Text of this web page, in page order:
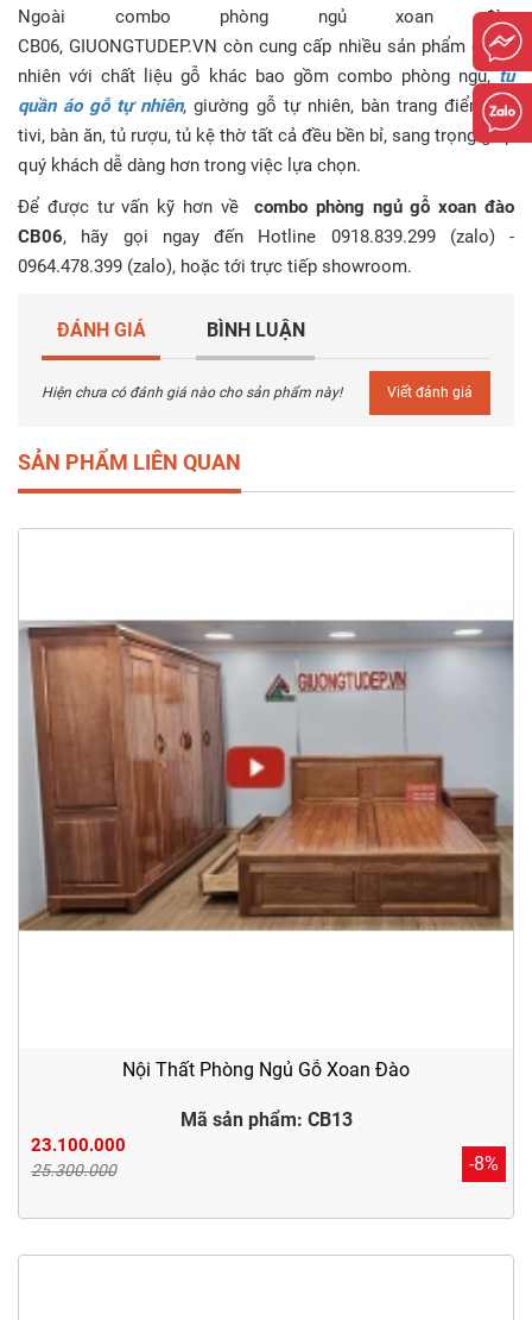
Ngoài combo phòng ngủ xoan đào
CB06, GIUONGTUDEP.VN còn cung cấp nhiều sản phẩm gỗ tự
nhiên với chất liệu gỗ khác bao gồm combo phòng ngủ,tủ
quần áo gỗ tự nhiên, giường gỗ tự nhiên, bàn trang điểm, kệ
tivi, bàn ăn, tủ rượu, tủ kệ thờ tất cả đều bền bỉ, sang trọng giúp
quý khách dễ dàng hơn trong việc lựa chọn.
Để được tư vấn kỹ hơn vềcombo phòng ngủ gỗ xoan đào
CB06, hãy gọi ngay đến Hotline 0918.839.299 (zalo) -
0964.478.399 (zalo), hoặc tới trực tiếp showroom.
ĐÁNH GIÁ BÌNH LUẬN
Hiện chưa có đánh giá nào cho sản phẩm này! Viết đánh giá
SẢN PHẨM LIÊN QUAN
Nội Thất Phòng Ngủ Gỗ Xoan Đào
Mã sản phẩm: CB13
23.100.000
25.300.000 -8%